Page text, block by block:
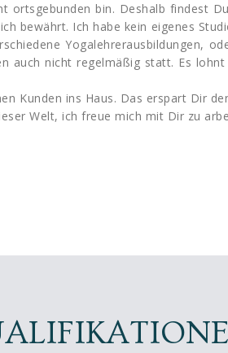
ortsgebunden bin. Deshalb findest
bewährt. Ich habe kein eigenes
Yogalehrerausbildungen,
auch nicht regelmäßig statt. Es
Kunden ins Haus. Das erspart Dir
Welt, ich freue mich mit Dir zu